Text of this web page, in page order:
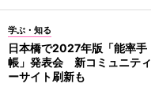
学ぶ・知る
日本橋で2027年版「能率手
帳」発表会 新コミュニティ
ーサイト刷新も